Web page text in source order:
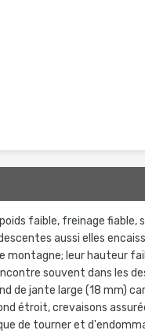
faible, freinage fiable,
aussi elles
montagne; leur hauteur
souvent dans les
de jante large (18 mm)
étroit, crevaisons
de tourner et